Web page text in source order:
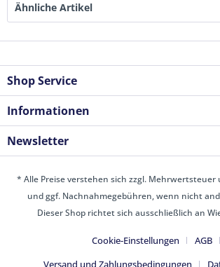
Ähnliche Artikel
Shop Service
Informationen
Newsletter
* Alle Preise verstehen sich zzgl. Mehrwertsteuer
und ggf. Nachnahmegebühren, wenn nicht
Dieser Shop richtet sich ausschließlich an
Cookie-Einstellungen
AGB
Versand und Zahlungsbedingungen